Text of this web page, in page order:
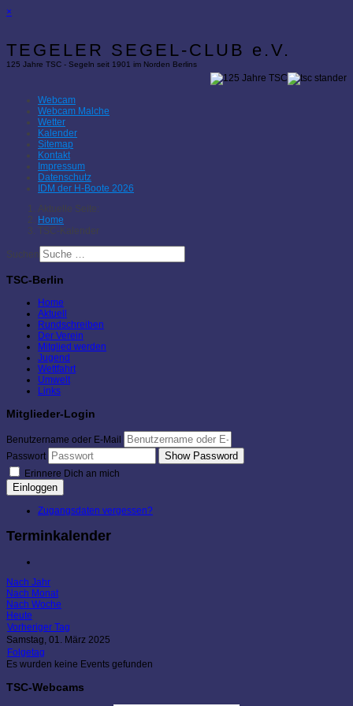
×
TEGELER SEGEL-CLUB e.V.
125 Jahre TSC - Segeln seit 1901 im Norden Berlins
Webcam
Webcam Malche
Wetter
Kalender
Sitemap
Kontakt
Impressum
Datenschutz
IDM der H-Boote 2026
Aktuelle Seite:
Home
TSC-Kalender
Suchen
TSC-Berlin
Home
Aktuell
Rundschreiben
Der Verein
Mitglied werden
Jugend
Wettfahrt
Umwelt
Links
Mitglieder-Login
Benutzername oder E-Mail
Passwort
Show Password
Erinnere Dich an mich
Einloggen
Zugangsdaten vergessen?
Terminkalender
Nach Jahr
Nach Monat
Nach Woche
Heute
Vorheriger Tag
Samstag, 01. März 2025
Folgetag
Es wurden keine Events gefunden
TSC-Webcams